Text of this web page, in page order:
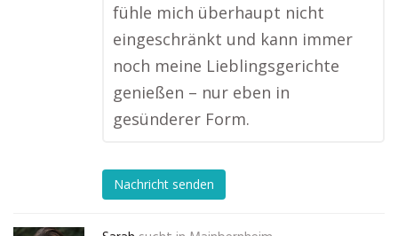
fühle mich überhaupt nicht
eingeschränkt und kann immer
noch meine Lieblingsgerichte
genießen – nur eben in
gesünderer Form.
Nachricht senden